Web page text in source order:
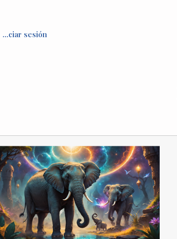
Iniciar sesión